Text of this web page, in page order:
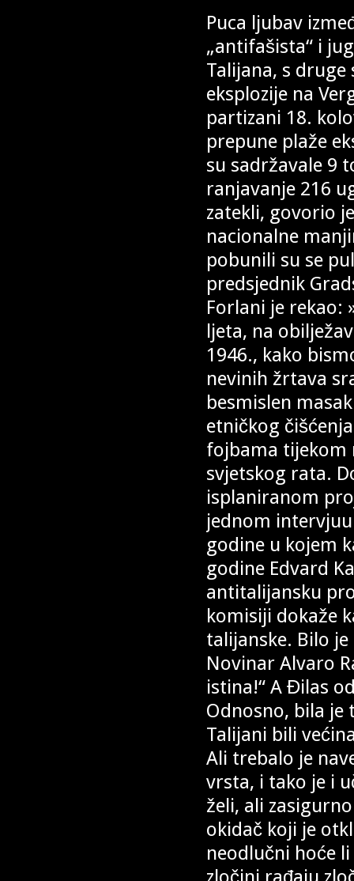
Puca ljubav
„antifašista“ i
Talijana, s
eksplozije na
partizani 18.
prepune plaže
su sadržavale 9
ranjavanje 216
zatekli, govorio
nacionalne
pobunili su se
predsjednik
Forlani je rekao:
ljeta, na
1946., kako
nevinih žrtava
besmislen
etničkog
fojbama tijekom
svjetskog rata.
isplaniranom
jednom
godine u kojem
godine Edvard
antitalijansku
komisiji dokaže
talijanske. Bilo
Novinar Alvaro
istina!“ A Đilas
Odnosno, bila je
Talijani bili
Ali trebalo je
vrsta, i tako je i
želi, ali
okidač koji je
neodlučni hoće